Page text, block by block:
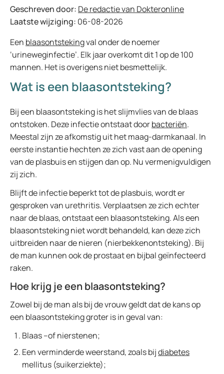
Geschreven door: De redactie van Dokteronline
Laatste wijziging: 06-08-2026
Een blaasontstekingval onder de noemer
‘urineweginfectie’. Elk jaar overkomt dit 1 op de 100
mannen. Het is overigens niet besmettelijk.
Wat is een blaasontsteking?
Bij een blaasontsteking is het slijmvlies van de blaas
ontstoken. Deze infectie ontstaat doorbacteriën.
Meestal zijn ze afkomstig uit het maag-darmkanaal. In
eerste instantie hechten ze zich vast aan de opening
van de plasbuis en stijgen dan op. Nu vermenigvuldigen
zij zich.
Blijft de infectie beperkt tot de plasbuis, wordt er
gesproken van urethritis. Verplaatsen ze zich echter
naar de blaas, ontstaat een blaasontsteking. Als een
blaasontsteking niet wordt behandeld, kan deze zich
uitbreiden naar de nieren (nierbekkenontsteking). Bij
de man kunnen ook de prostaat en bijbal geïnfecteerd
raken.
Hoe krijg je een blaasontsteking?
Zowel bij de man als bij de vrouw geldt dat de kans op
een blaasontsteking groter is in geval van:
Blaas –of nierstenen;
Een verminderde weerstand, zoals bijdiabetes
mellitus (suikerziekte);